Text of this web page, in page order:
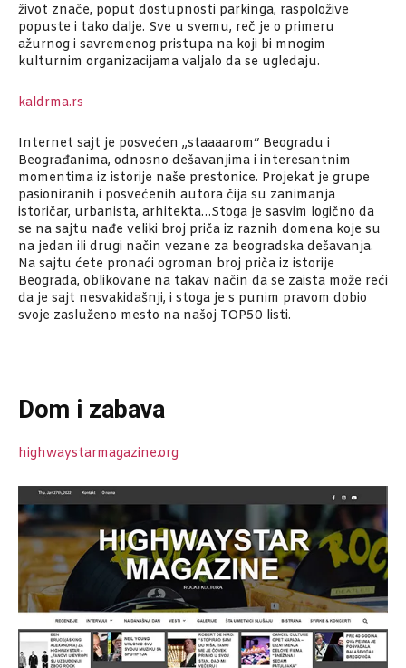
život znače, poput dostupnosti parkinga, raspoložive
popuste i tako dalje. Sve u svemu, reč je o primeru
ažurnog i savremenog pristupa na koji bi mnogim
kulturnim organizacijama valjalo da se ugledaju.
kaldrma.rs
Internet sajt je posvećen „staaaarom“ Beogradu i
Beograđanima, odnosno dešavanjima i interesantnim
momentima iz istorije naše prestonice. Projekat je grupe
pasioniranih i posvećenih autora čija su zanimanja
istoričar, urbanista, arhitekta…Stoga je sasvim logično da
se na sajtu nađe veliki broj priča iz raznih domena koje su
na jedan ili drugi način vezane za beogradska dešavanja.
Na sajtu ćete pronaći ogroman broj priča iz istorije
Beograda, oblikovane na takav način da se zaista može reći
da je sajt nesvakidašnji, i stoga je s punim pravom dobio
svoje zasluženo mesto na našoj TOP50 listi.
Dom i zabava
highwaystarmagazine.org